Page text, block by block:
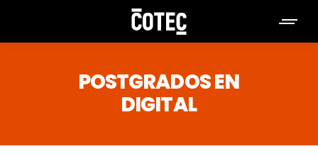
POSTGRADOS EN
DIGITAL